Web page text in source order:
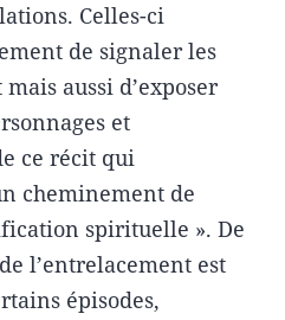
Celles-ci
de signaler les
aussi d’exposer
et
ce récit qui
cheminement de
spirituelle ». De
l’entrelacement est
épisodes,